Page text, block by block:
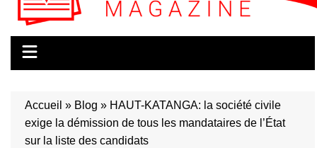
Accueil » Blog » HAUT-KATANGA: la société civile
exige la démission de tous les mandataires de l’État
sur la liste des candidats